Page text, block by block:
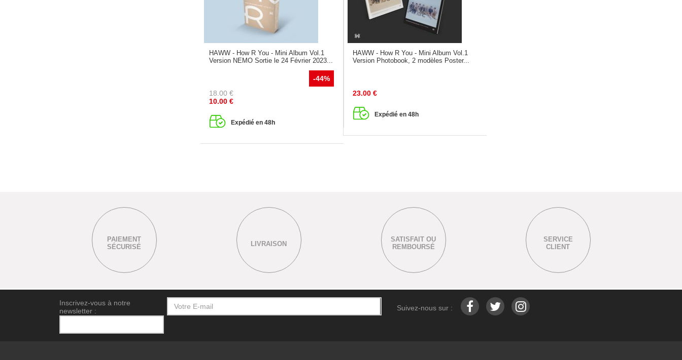
HAWW - How R You - Mini Album Vol.1
Version NEMO Sortie le 24 Février 2023...
-44%
18.00 €
10.00 €
Expédié en 48h
HAWW - How R You - Mini Album Vol.1
Version Photobook, 2 modèles Poster...
23.00 €
Expédié en 48h
PAIEMENT
SÉCURISÉ
LIVRAISON
SATISFAIT OU
REMBOURSÉ
SERVICE
CLIENT
Inscrivez-vous à notre
newsletter :
Suivez-nous sur :